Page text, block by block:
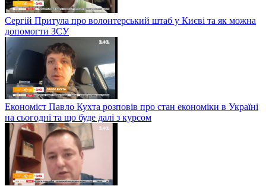
Сергій Притула про волонтерський штаб у Києві та як можна
допомогти ЗСУ
Економіст Павло Кухта розповів про стан економіки в Україні
на сьогодні та що буде далі з курсом